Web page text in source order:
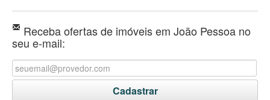
Receba ofertas de imóveis em João Pessoa no
seu e-mail: